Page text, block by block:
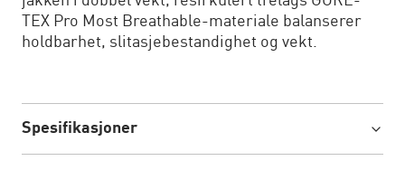
TEX Pro Most Breathable-materiale balanserer
holdbarhet, slitasjebestandighet og vekt.
Spesifikasjoner